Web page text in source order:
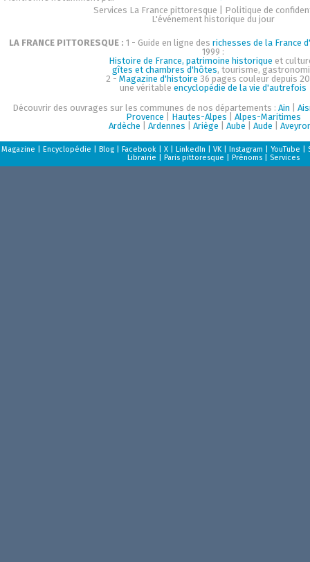
Services La France pittoresque
Politique de
L'événement historique du jour
LA FRANCE PITTORESQUE : 1 - Guide en ligne des richesses de la France
1999 :
Histoire de France, patrimoine historique et
gîtes et chambres d'hôtes, tourisme,
2 - Magazine d'histoire 36 pages couleur depuis
une véritable encyclopédie de la vie d'autrefois
Découvrir des ouvrages sur les communes de nos départements : Ain
Provence
Hautes-Alpes
Alpes-Maritimes
Ardèche
Ardennes Ariège Aube Aude
Magazine Encyclopédie Blog| Facebook| X| LinkedIn VK| Instagram YouTube
Librairie
Paris pittoresque Prénoms| Services